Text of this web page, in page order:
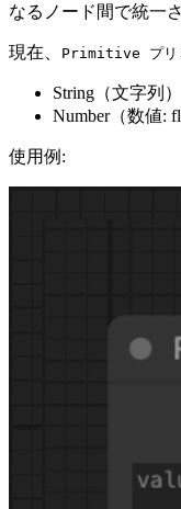
なるノード間で統一
現在、 Primitive プリ
String（文字列）
Number（数値:
使用例: